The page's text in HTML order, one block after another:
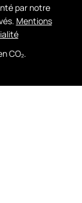
par notre
Mentions
CO₂.